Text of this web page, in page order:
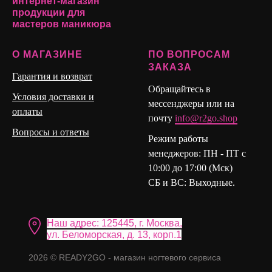
Подходит в работе с верхними и нижними формами.
продукции для
мастеров маникюра
О МАГАЗИНЕ
Гарантия и возврат
Условия доставки и
оплаты
Вопросы и ответы
ПО ВОПРОСАМ
ЗАКАЗА
Обращайтесь в
мессенджеры или на
почту info@r2go.shop
Режим работы
менеджеров: ПН - ПТ с
10:00 до 17:00 (Мск)
СБ и ВС: Выходные.
Наш адрес: 125445, г. Москва,
ул. Бело морская, д. 13, корп.1
2026 © READY2GO - магазин ногтевого сервиса